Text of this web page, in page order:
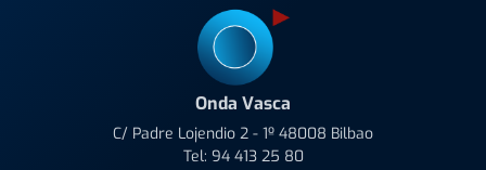
Onda Vasca
C/ Padre Lojendio 2 - 1º 48008 Bilbao
Tel: 94 413 25 80